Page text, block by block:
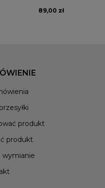
89,00 zł
produkt
produkt
wymianie